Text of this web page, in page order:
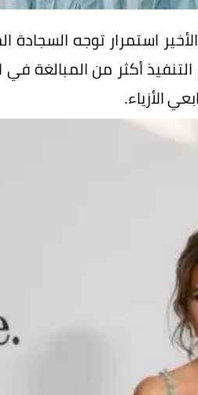
استمرار توجه السجادة
أكثر من المبالغة في
الأزياء.